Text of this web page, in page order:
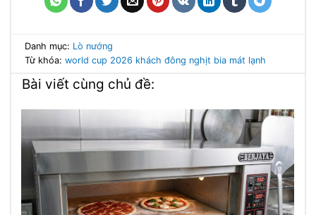
Danh mục: Lò nướng
Từ khóa: world cup 2026 khách đông nghịt bia mát lạnh
Bài viết cùng chủ đề: